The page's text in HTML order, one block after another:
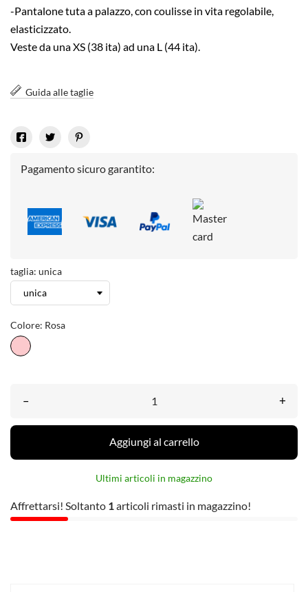
-Pantalone tuta a palazzo, con coulisse in vita regolabile,
elasticizzato.
Veste da una XS (38 ita) ad una L (44 ita).
Guida alle taglie
Pagamento sicuro garantito:
taglia: unica
Colore: Rosa
Rosa
– +
Aggiungi al carrello
Ultimi articoli in magazzino
Affrettarsi! Soltanto 1 articoli rimasti in magazzino!